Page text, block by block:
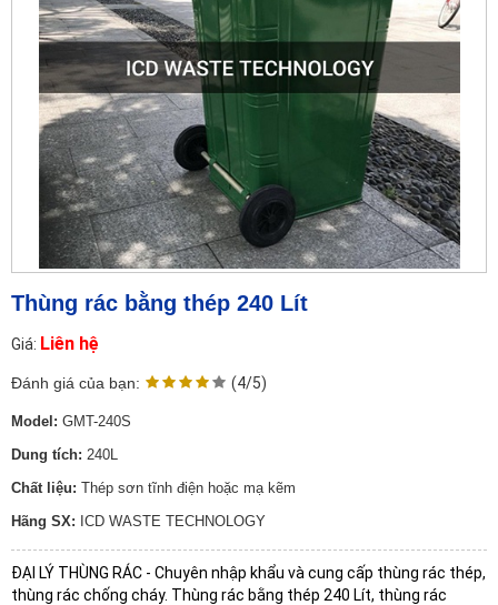
Thùng rác bằng thép 240 Lít
Giá: Liên hệ
Đánh giá của bạn: (4/5)
Model: GMT-240S
Dung tích: 240L
Chất liệu: Thép sơn tĩnh điện hoặc mạ kẽm
Hãng SX: ICD WASTE TECHNOLOGY
ĐẠI LÝ THÙNG RÁC - Chuyên nhập khẩu và cung cấp thùng rác thép,
thùng rác chống cháy. Thùng rác bằng thép 240 Lít, thùng rác